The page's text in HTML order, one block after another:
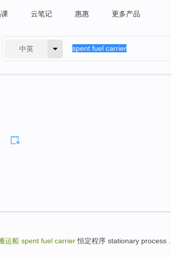
云笔记 惠惠 更多产品
中英
运船 spent fuel carrier恒定程序 stationary process ...